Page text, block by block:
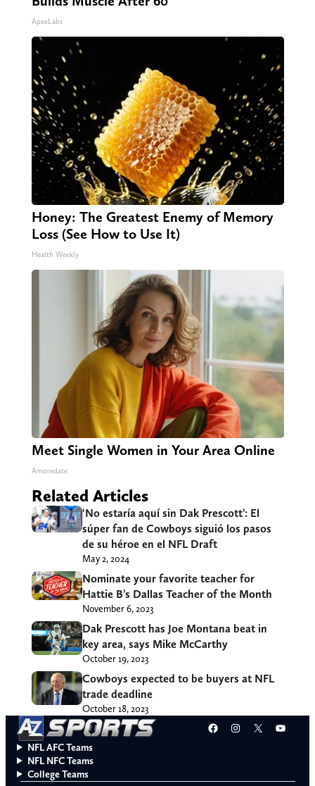
ApexLabs
Honey: The Greatest Enemy of Memory
Loss (See How to Use It)
Health Weekly
Meet Single Women in Your Area Online
Amoredate
Related Articles
‘No estaría aquí sin Dak Prescott’: El
súper fan de Cowboys siguió los pasos
de su héroe en el NFL Draft
May 2, 2024
Nominate your favorite teacher for
Hattie B’s Dallas Teacher of the Month
November 6, 2023
Dak Prescott has Joe Montana beat in
key area, says Mike McCarthy
October 19, 2023
Cowboys expected to be buyers at NFL
trade deadline
October 18, 2023
Facebook
Instagram
X
NFL AFC Teams
NFL NFC Teams
College Teams